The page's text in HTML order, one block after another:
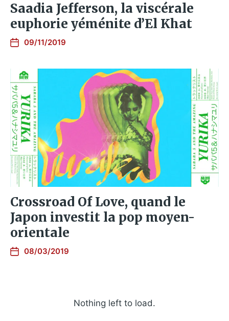
Saadia Jefferson, la viscérale
euphorie yéménite d’El Khat
09/11/2019
Crossroad Of Love, quand le
Japon investit la pop moyen-
orientale
08/03/2019
Nothing left to load.